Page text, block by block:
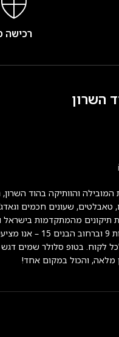
רכישה
השרון
המובילה והוותיקה בהוד
שעונים חכמים
מהמתקדמות בישראל
נוחים – ברחוב הידידות 9
לקוח. בטופ סלולר שמים דגש
מלאה, והכול במקום אחד!